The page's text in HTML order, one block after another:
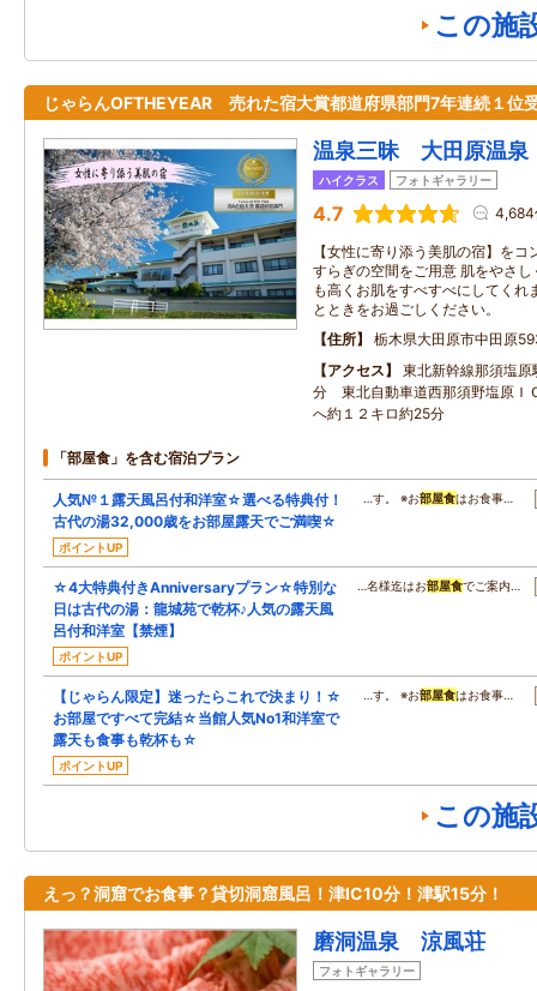
この施
じゃらんOFTHEYEAR 売れた宿大賞都道府県部門7年連続１位
温泉三昧 大田原温
ハイクラス フォトギャラリー
4.7 4,684
【女性に寄り添う美肌の宿】を
すらぎの空間をご用意 肌をやさ
も高くお肌をすべすべにしてくれ
とときをお過ごしください。
住所
栃木県大田原市中田原
アクセス
東北新幹線那須塩
分 東北自動車道西那須野塩原Ｉ
へ約１２キロ約25分
「部屋食」を含む宿泊プラン
人気№１露天風呂付和洋室☆選べる特典付！
古代の湯32,000歳をお部屋露天でご満喫☆
ポイントUP
…す。 ※お部屋食はお食事…
☆4大特典付きAnniversaryプラン☆特別な
日は古代の湯：龍城苑で乾杯♪人気の露天風
呂付和洋室【禁煙】
ポイントUP
…名様迄はお部屋食でご案内…
【じゃらん限定】迷ったらこれで決まり！☆
お部屋ですべて完結☆当館人気No1和洋室で
露天も食事も乾杯も☆
ポイントUP
…す。 ※お部屋食はお食事…
この施
えっ？洞窟でお食事？貸切洞窟風呂！津IC10分！津駅15分！
磨洞温泉 涼風荘
フォトギャラリー